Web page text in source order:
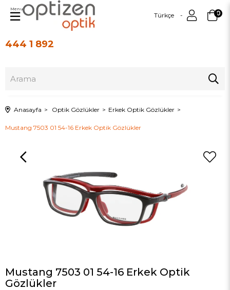
444 1 892
Türkçe 0
Menu
Anasayfa Optik Gözlükler Erkek Optik Gözlükler
Mustang 7503 01 54-16 Erkek Optik Gözlükler
Mustang 7503 01 54-16 Erkek Optik
Gözlükler